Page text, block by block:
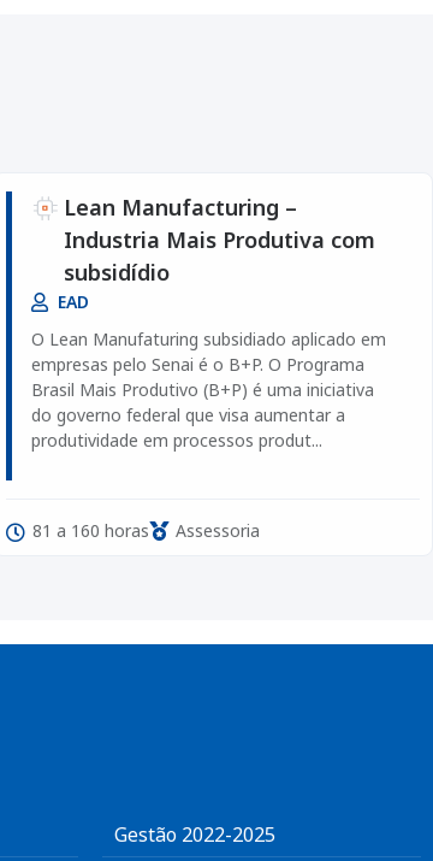
Lean Manufacturing –
Industria Mais Produtiva com
subsidídio
EAD
O Lean Manufaturing subsidiado aplicado em
empresas pelo Senai é o B+P. O Programa
Brasil Mais Produtivo (B+P) é uma iniciativa
do governo federal que visa aumentar a
produtividade em processos produt...
81 a 160 horas Assessoria
Gestão 2022-2025